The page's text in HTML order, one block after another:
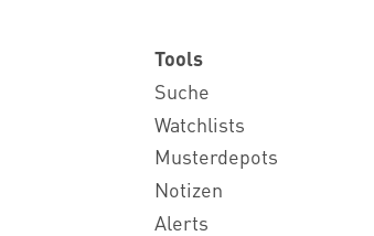
Tools
Suche
Watchlists
Musterdepots
Notizen
Alerts